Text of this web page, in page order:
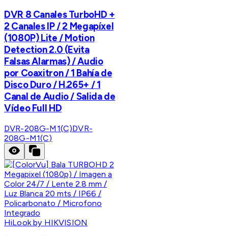
DVR 8 Canales TurboHD +
2 Canales IP / 2 Megapíxel
(1080P) Lite / Motion
Detection 2.0 (Evita
Falsas Alarmas) / Audio
por Coaxitron / 1 Bahía de
Disco Duro / H.265+ / 1
Canal de Audio / Salida de
Vídeo Full HD
DVR-208G-M1(C)DVR-
208G-M1(C)
HiLook by HIKVISION